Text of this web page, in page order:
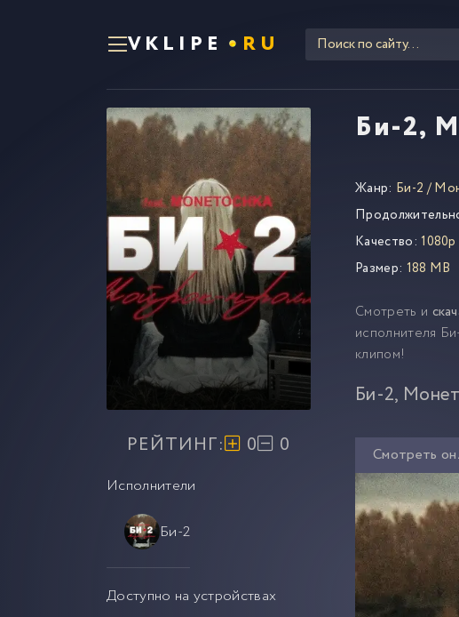
VKLIPE RU
Би-2,
РЕЙТИНГ: 0 0
Исполнители
Би-2
Доступно на устройствах
Жанр: Би-2 /
Качество: 1080p
Размер: 188 MB
Смотреть и
исполнителя
клипом!
Би-2,
Смотреть